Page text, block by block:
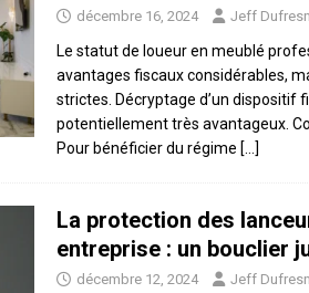
décembre 16, 2024 Jeff
Le statut de loueur en meublé
avantages fiscaux considérables,
strictes. Décryptage d’un dispositif
potentiellement très avantageux.
Pour bénéficier du régime […]
La protection des
entreprise : un bouclier
décembre 12, 2024 Jeff